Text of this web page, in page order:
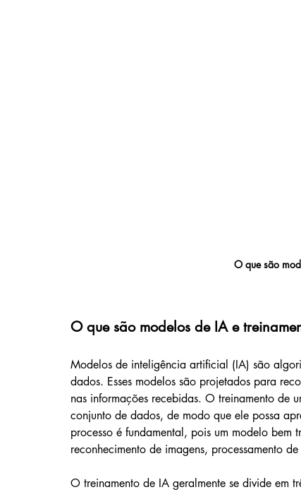
O que são
O que são modelos de IA e
Modelos de inteligência artificial (IA) são
dados. Esses modelos são projetados para
nas informações recebidas. O treinamento de
conjunto de dados, de modo que ele possa
processo é fundamental, pois um modelo
reconhecimento de imagens, processamento
O treinamento de IA geralmente se divide em